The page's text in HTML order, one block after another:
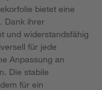
bietet eine
Dank ihrer
und widerstandsfähig
für jede
Anpassung an
Die stabile
für ein